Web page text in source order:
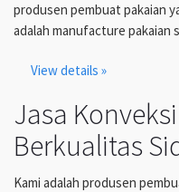
produsen pembuat pakaian
adalah manufacture pakaian
View details »
Jasa
Berkualitas
Kami adalah produsen